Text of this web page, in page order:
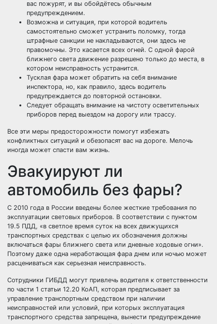
вас пожурят, и вы обойдётесь обычным
предупреждением.
Возможна и ситуация, при которой водитель
самостоятельно сможет устранить поломку, тогда
штрафные санкции не накладываются, они здесь не
правомочны. Это касается всех огней. С одной фарой
ближнего света движение разрешено только до места, в
котором неисправность устранится.
Тусклая фара может обратить на себя внимание
инспектора, но, как правило, здесь водитель
предупреждается до повторной остановки.
Следует обращать внимание на чистоту осветительных
приборов перед выездом на дорогу или трассу.
Все эти меры предосторожности помогут избежать
конфликтных ситуаций и обезопасят вас на дороге. Мелочь
иногда может спасти вам жизнь.
Эвакуируют ли
автомобиль без фары?
С 2010 года в России введены более жесткие требования по
эксплуатации световых приборов. В соответствии с пунктом
19.5 ПДД, «в светлое время суток на всех движущихся
транспортных средствах с целью их обозначения должны
включаться фары ближнего света или дневные ходовые огни».
Поэтому даже одна неработающая фара днем или ночью может
расцениваться как серьезная неисправность.
Сотрудники ГИБДД могут привлечь водителя к ответственности
по части 1 статьи 12.20 КоАП, которая предписывает за
управление транспортным средством при наличии
неисправностей или условий, при которых эксплуатация
транспортного средства запрещена, вынести предупреждение